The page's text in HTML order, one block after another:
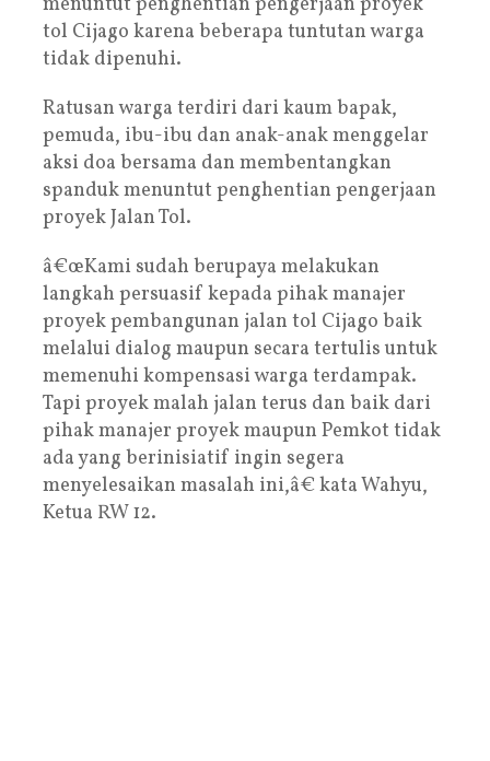
tol Cijago karena beberapa tuntutan warga
tidak dipenuhi.
Ratusan warga terdiri dari kaum bapak,
pemuda, ibu-ibu dan anak-anak menggelar
aksi doa bersama dan membentangkan
spanduk menuntut penghentian pengerjaan
proyek Jalan Tol.
â€œKami sudah berupaya melakukan
langkah persuasif kepada pihak manajer
proyek pembangunan jalan tol Cijago baik
melalui dialog maupun secara tertulis untuk
memenuhi kompensasi warga terdampak.
Tapi proyek malah jalan terus dan baik dari
pihak manajer proyek maupun Pemkot tidak
ada yang berinisiatif ingin segera
menyelesaikan masalah ini,â€ kata Wahyu,
Ketua RW 12.